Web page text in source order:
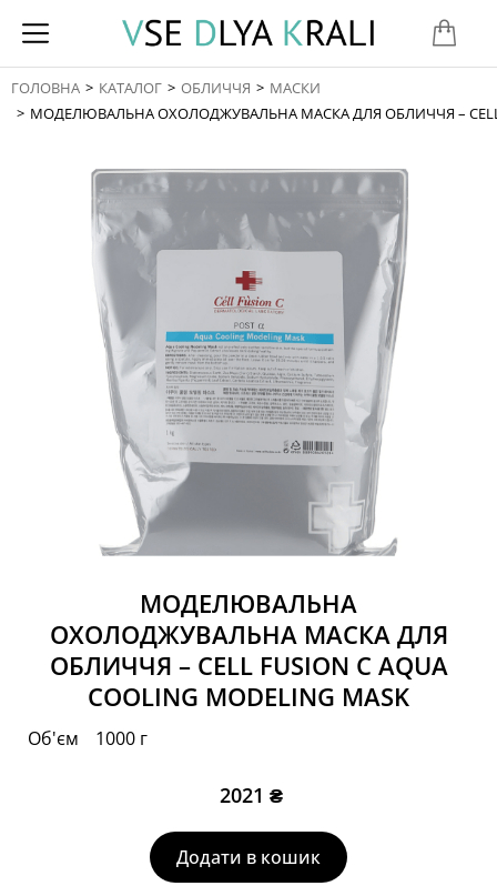
You are here:
ГОЛОВНА КАТАЛОГ ОБЛИЧЧЯ
МАСКИ
МОДЕЛЮВАЛЬНА ОХОЛОДЖУВАЛЬНА МАСКА ДЛЯ ОБЛИЧЧЯ – CELL
МОДЕЛЮВАЛЬНА
ОХОЛОДЖУВАЛЬНА МАСКА ДЛЯ
ОБЛИЧЧЯ – CELL FUSION C AQUA
COOLING MODELING MASK
Об'єм 1000 г
2021 ₴
Додати в кошик